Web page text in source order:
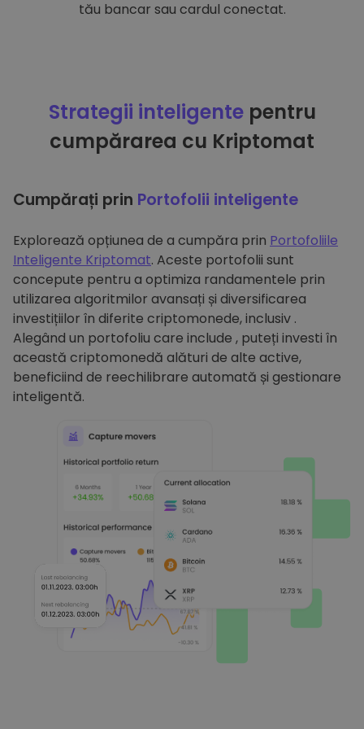
tău bancar sau cardul conectat.
Strategii inteligentepentru
cumpărarea cu Kriptomat
Cumpărați prin Portofolii inteligente
Explorează opțiunea de a cumpăra prin Portofoliile
Inteligente Kriptomat. Aceste portofolii sunt
concepute pentru a optimiza randamentele prin
utilizarea algoritmilor avansați și diversificarea
investițiilor în diferite criptomonede, inclusiv .
Alegând un portofoliu care include , puteți investi în
această criptomonedă alături de alte active,
beneficiind de reechilibrare automată și gestionare
inteligentă.